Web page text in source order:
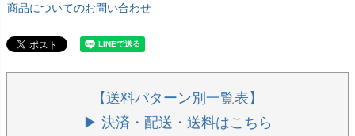
商品についてのお問い合わせ
【送料パターン別一覧表】
▶ 決済・配送・送料はこちら